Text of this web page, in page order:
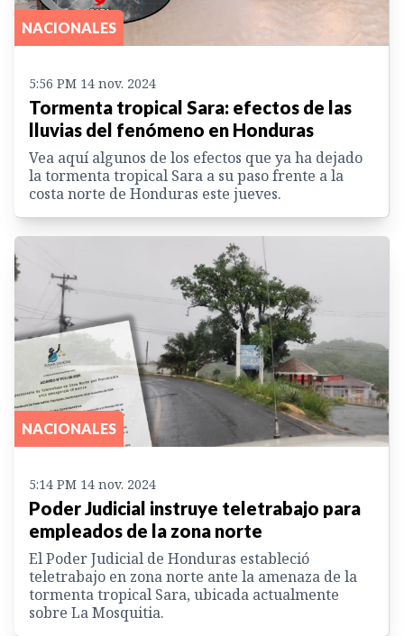
NACIONALES
5:56 PM 14 nov. 2024
Tormenta tropical Sara: efectos de las
lluvias del fenómeno en Honduras
Vea aquí algunos de los efectos que ya ha dejado
la tormenta tropical Sara a su paso frente a la
costa norte de Honduras este jueves.
NACIONALES
5:14 PM 14 nov. 2024
Poder Judicial instruye teletrabajo para
empleados de la zona norte
El Poder Judicial de Honduras estableció
teletrabajo en zona norte ante la amenaza de la
tormenta tropical Sara, ubicada actualmente
sobre La Mosquitia.